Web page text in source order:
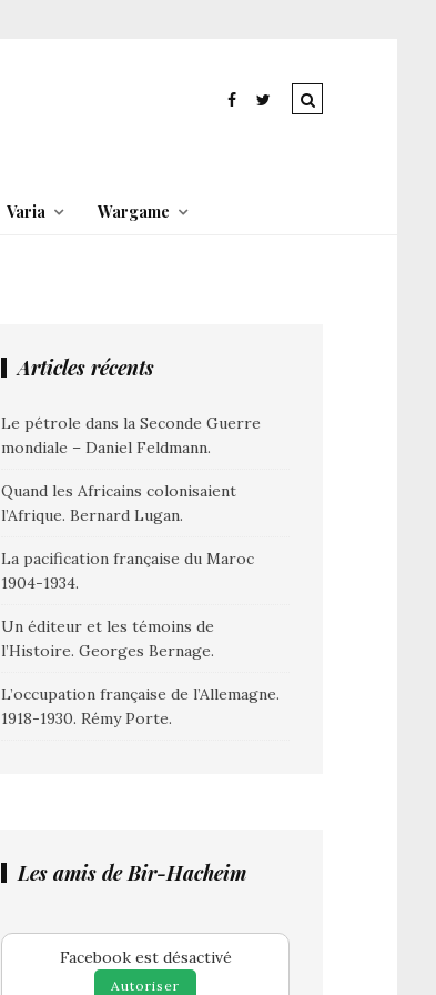
Varia Wargame
Articles récents
Le pétrole dans la Seconde Guerre
mondiale – Daniel Feldmann.
Quand les Africains colonisaient
l’Afrique. Bernard Lugan.
La pacification française du Maroc
1904-1934.
Un éditeur et les témoins de
l’Histoire. Georges Bernage.
L’occupation française de l’Allemagne.
1918-1930. Rémy Porte.
Les amis de Bir-Hacheim
Facebook est désactivé
Autoriser